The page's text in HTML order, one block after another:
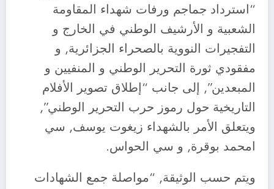
“استرداد جماجم ورفات شهداء المقاومة
الشعبية و الأرشيف الوطني في الخارج و
التفجيرات النووية بالصحراء الجزائرية, و
مفقودي ثورة التحرير الوطني و المنفيين و
المبعدين”, إلى جانب “إطلاق تصوير الأفلام
التاريخية حول رموز حرب التحرير الوطني”,
ويتعلق الأمر بالشهداء زيغوت يوسف, سي
امحمد بوقرة, و سي الحواس.
ويتم حسب الوثيقة, “مواصلة جمع الشهادات